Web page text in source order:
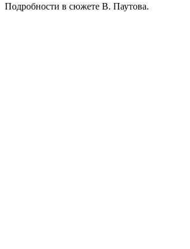
Подробности в сюжете В. Паутова.